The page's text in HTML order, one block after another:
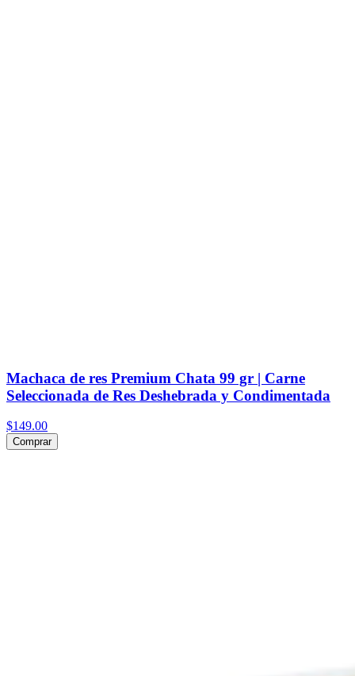
Machaca de res Premium Chata 99 gr | Carne
Seleccionada de Res Deshebrada y Condimentada
$149.00
Comprar